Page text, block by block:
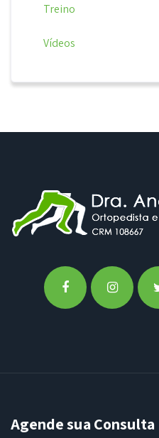
Treino
Vídeos
Agende sua Consulta